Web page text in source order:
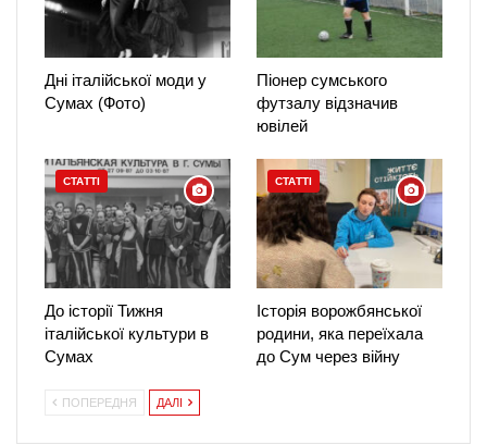
Дні італійської моди у
Сумах (Фото)
Піонер сумського
футзалу відзначив
ювілей
СТАТТІ
До історії Тижня
італійської культури в
Сумах
СТАТТІ
Історія ворожбянської
родини, яка переїхала
до Сум через війну
ПОПЕРЕДНЯ ДАЛІ